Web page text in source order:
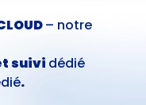
– notre
suivi dédié
.